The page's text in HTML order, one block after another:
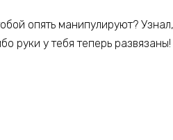
опять манипулируют?
руки у тебя теперь развязаны!